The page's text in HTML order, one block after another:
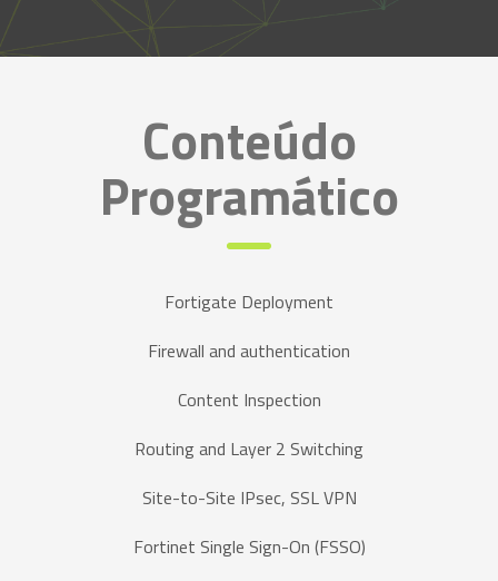
Conteúdo
Programático
Fortigate Deployment
Firewall and authentication
Content Inspection
Routing and Layer 2 Switching
Site-to-Site IPsec, SSL VPN
Fortinet Single Sign-On (FSSO)